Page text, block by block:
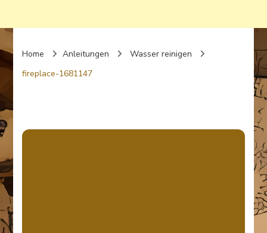
Home Anleitungen
Wasser reinigen
fireplace-1681147